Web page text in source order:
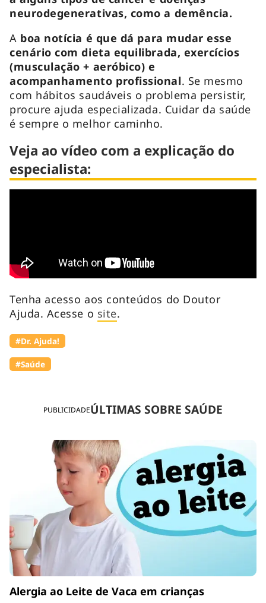
PUBLICIDADEÚLTIMAS SOBRE SAÚDE
Alergia ao Leite de Vaca em crianças
neurodegenerativas, como a demência.
A boa notícia é que dá para mudar esse
cenário com dieta equilibrada, exercícios
(musculação + aeróbico) e
acompanhamento profissional. Se mesmo
com hábitos saudáveis o problema persistir,
procure ajuda especializada. Cuidar da saúde
é sempre o melhor caminho.
Veja ao vídeo com a explicação do
especialista:
Tenha acesso aos conteúdos do Doutor
Ajuda. Acesse o site.
#Dr. Ajuda!
#Saúde